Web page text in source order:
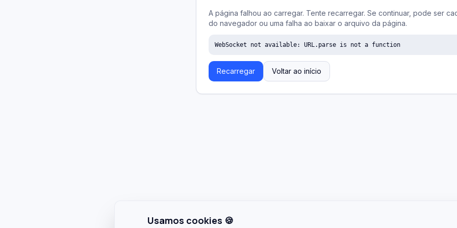
A página falhou ao carregar. Tente recarregar. Se continuar, pode ser
do navegador ou uma falha ao baixar o arquivo da página.
WebSocket not available: URL.parse is not a function
Recarregar Voltar ao início
Usamos cookies 🍪